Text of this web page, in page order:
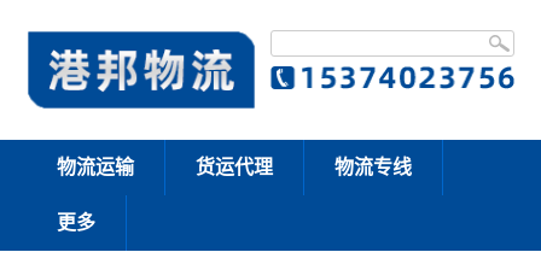
物流运输 货运代理 物流专线
更多